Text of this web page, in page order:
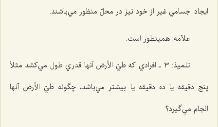
ايجاد اجسامي غير از خود نيز در محلّ منظور مي‌باشند.
علاّمه: همينطور است.
تلميذ: ٣ ـ افرادي كه طيّ الأرض آنها قدري طول مي‌كشد مثلاً
پنج دقيقه يا ده دقيقه يا بيشتر مي‌‌باشد، چگونه طيّ الأرض آنها
انجام مي‌گيرد؟